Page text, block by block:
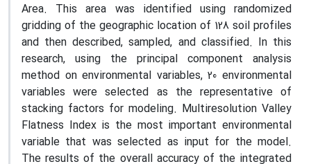
Area. This area was identified using randomized
gridding of the geographic location of 128 soil profiles
and then described, sampled, and classified. In this
research, using the principal component analysis
method on environmental variables, 20 environmental
variables were selected as the representative of
stacking factors for modeling. Multiresolution Valley
Flatness Index is the most important environmental
variable that was selected as input for the model.
The results of the overall accuracy of the integrated